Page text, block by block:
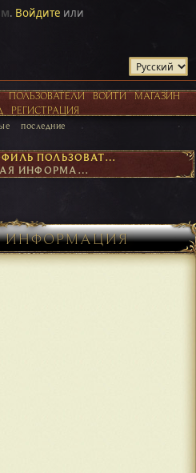
. Войдите или
ПОЛЬЗОВАТЕЛИ ВОЙТИ
МАГАЗИН
РЕГИСТРАЦИЯ
последние
ПРОФИЛЬ ПОЛЬЗОВАТЕЛЯ МИКАЭЛЬ
ОСНОВНАЯ ИНФОРМАЦИЯ
ИНФОРМАЦИЯ